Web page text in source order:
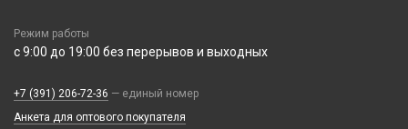
АЗУ
АЗУ + FM-модулятор
АЗУ + кабель
Кабели
3 в 1
4 в 1
Компьютерная периферия
Аксессуары для ПК
Режим работы
с 9:00 до 19:00 без перерывов и выходных
+7 (391) 206-72-36 — единый номер
Анкета для оптового покупателя